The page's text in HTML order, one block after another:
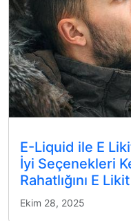
E-Liquid ile E
İyi Seçenekleri
Rahatlığını E
Ekim 28, 2025